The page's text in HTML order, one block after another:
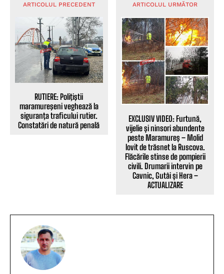
ARTICOLUL PRECEDENT
RUTIERE: Poliţiştii
maramureşeni veghează la
siguranţa traficului rutier.
Constatări de natură penală
ARTICOLUL URMĂTOR
EXCLUSIV VIDEO: Furtună,
vijelie și ninsori abundente
peste Maramureș – Molid
lovit de trăsnet la Ruscova.
Flăcările stinse de pompierii
civili. Drumarii intervin pe
Cavnic, Gutâi și Hera –
ACTUALIZARE